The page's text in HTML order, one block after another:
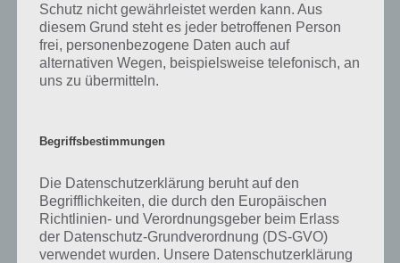
Prozent, wovon die App ihren Namen hat. Entsprechend ist 94
Prozent ein Wort und Rätsel-Spiel. Bereits über 10 Millionen mal
wurde die App mittlerweile heruntergeladen und gehört mit zu den
erfolgreichsten Spiele Apps in diesem Genre im Google Play Store
und iTunes App Store.
Tweet auf Twitter
Schutz nicht gewährleistet werden kann. Aus
diesem Grund steht es jeder betroffenen Person
frei, personenbezogene Daten auch auf
alternativen Wegen, beispielsweise telefonisch, an
uns zu übermitteln.
Begriffsbestimmungen
Die Datenschutzerklärung beruht auf den
Begrifflichkeiten, die durch den Europäischen
Richtlinien- und Verordnungsgeber beim Erlass
der Datenschutz-Grundverordnung (DS-GVO)
verwendet wurden. Unsere Datenschutzerklärung